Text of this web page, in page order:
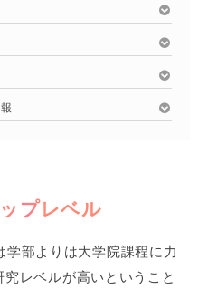
プレベル
部よりは大学院課程に力
レベルが高いということ